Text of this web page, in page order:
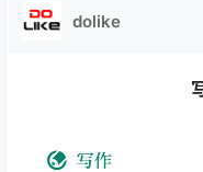
dolike